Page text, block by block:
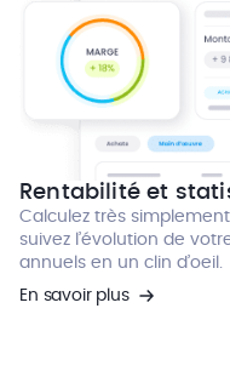
Rentabilité et
Calculez très
suivez l’évolution de
annuels en un clin d’oeil.
En savoir plus